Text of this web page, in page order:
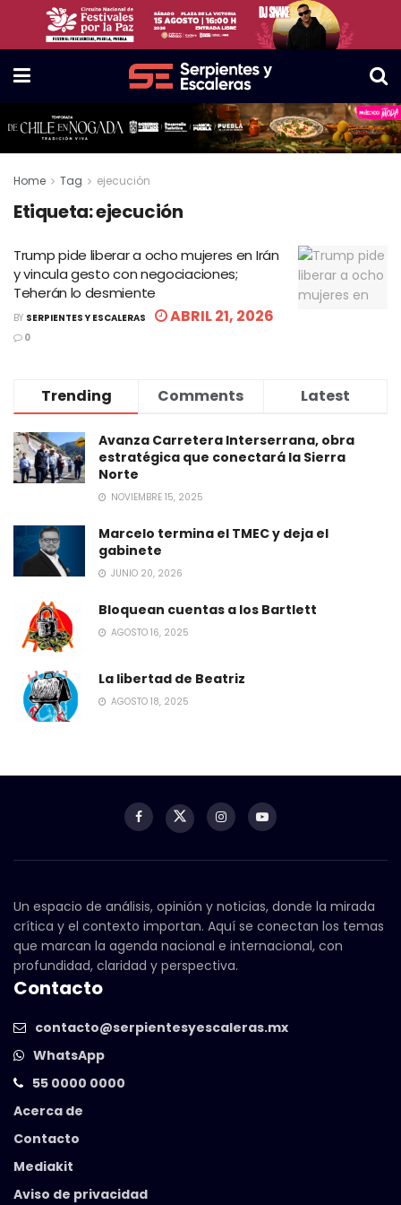
Home Tag ejecución
Etiqueta:ejecución
Trump pide liberar a ocho mujeres en Irán
y vincula gesto con negociaciones;
Teherán lo desmiente
BY SERPIENTES Y ESCALERAS ABRIL 21, 2026
0
Trending Comments Latest
Avanza Carretera Interserrana, obra
estratégica que conectará la Sierra
Norte
NOVIEMBRE 15, 2025
Marcelo termina el TMEC y deja el
gabinete
JUNIO 20, 2026
Bloquean cuentas a los Bartlett
AGOSTO 16, 2025
La libertad de Beatriz
AGOSTO 18, 2025
Un espacio de análisis, opinión y noticias, donde la mirada
crítica y el contexto importan. Aquí se conectan los temas
que marcan la agenda nacional e internacional, con
profundidad, claridad y perspectiva.
Contacto
contacto@serpientesyescaleras.mx
WhatsApp
55 0000 0000
Acerca de
Contacto
Mediakit
Aviso de privacidad